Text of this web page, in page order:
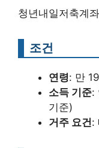
청년내일저축계
조건
연령: 만
소득 기준:
기준)
거주 요건: